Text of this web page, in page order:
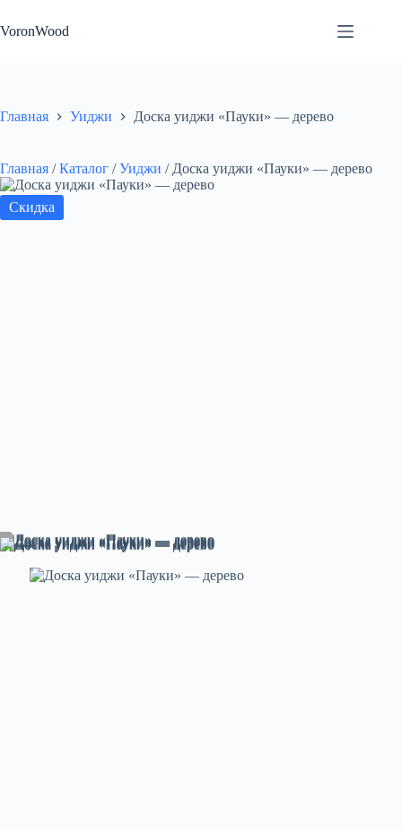
к
сути
VoronWood
Главная Уиджи Доска уиджи «Пауки» — дерево
Главная / Каталог / Уиджи / Доска уиджи «Пауки» — дерево
Скидка